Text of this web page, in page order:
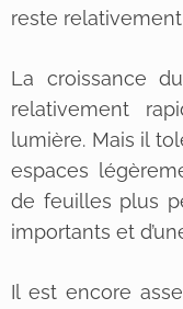
reste
La croissance
relativement
lumière. Mais il
espaces
de feuilles plus
importants et
Il est encore